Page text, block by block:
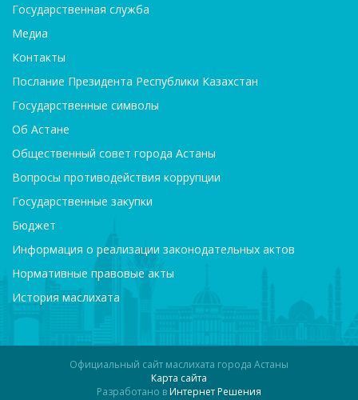
Государственная служба
Медиа
Контакты
Послание Президента Республики Казахстан
Государственные символы
Об Астане
Общественный совет города Астаны
Вопросы противодействия коррупции
Государственные закупки
Бюджет
Информация о реализации законодательных актов
Нормативные правовые акты
История маслихата
Официальный сайт маслихата города Астаны
Карта сайта
Разработано вИнтернет Решения